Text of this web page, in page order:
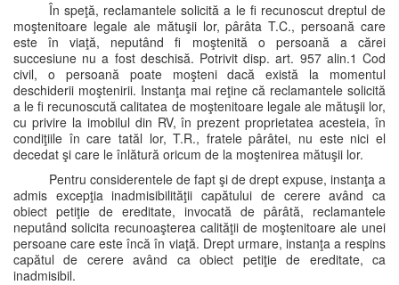
În speţă, reclamantele solicită a le fi recunoscut dreptul de
moştenitoare legale ale mătuşii lor, pârâta T.C., persoană care
este în viaţă, neputând fi moştenită o persoană a cărei
succesiune nu a fost deschisă. Potrivit disp. art. 957 alin.1 Cod
civil, o persoană poate moşteni dacă există la momentul
deschiderii moştenirii. Instanţa mai reţine că reclamantele solicită
a le fi recunoscută calitatea de moştenitoare legale ale mătuşii lor,
cu privire la imobilul din RV, în prezent proprietatea acesteia, în
condiţiile în care tatăl lor, T.R., fratele pârâtei, nu este nici el
decedat şi care le înlătură oricum de la moştenirea mătuşii lor.
Pentru considerentele de fapt şi de drept expuse, instanţa a
admis excepţia inadmisibilităţii capătului de cerere având ca
obiect petiţie de ereditate, invocată de pârâtă, reclamantele
neputând solicita recunoaşterea calităţii de moştenitoare ale unei
persoane care este încă în viaţă. Drept urmare, instanţa a respins
capătul de cerere având ca obiect petiţie de ereditate, ca
inadmisibil.